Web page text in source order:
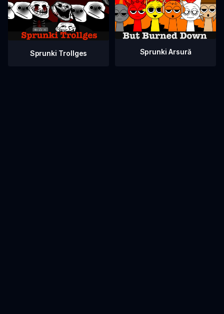
Sprunki Trollges Sprunki Arsură